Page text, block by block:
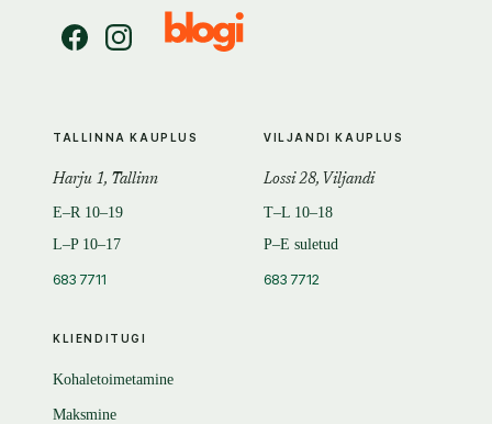
KLIENDITUGI
Kohaletoimetamine
Maksmine
TALLINNA KAUPLUS
Harju 1, Tallinn
E–R 10–19
L–P 10–17
683 7711
VILJANDI KAUPLUS
Lossi 28, Viljandi
T–L 10–18
P–E suletud
683 7712